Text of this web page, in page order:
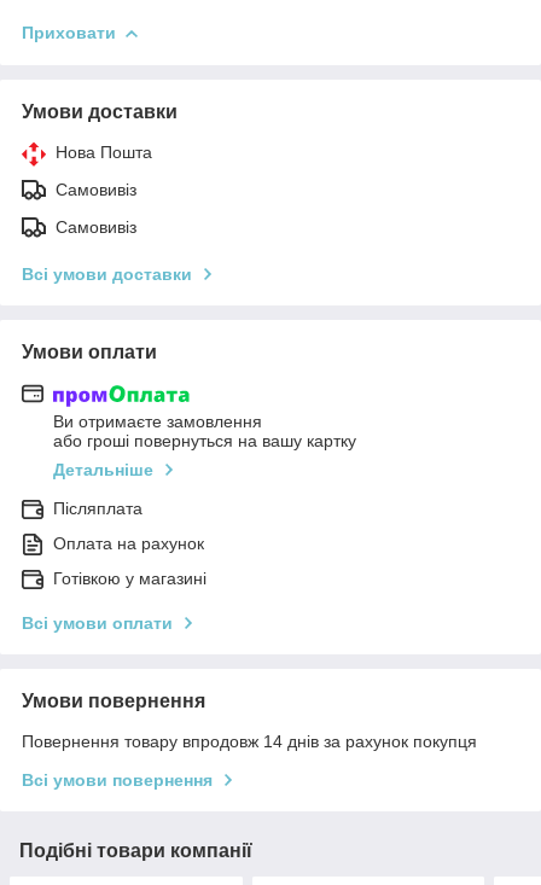
Приховати
Умови доставки
Нова Пошта
Самовивіз
Самовивіз
Всі умови доставки
Умови оплати
Ви отримаєте замовлення
або гроші повернуться на вашу картку
Детальніше
Післяплата
Оплата на рахунок
Готівкою у магазині
Всі умови оплати
Умови повернення
Повернення товару впродовж 14 днів за рахунок покупця
Всі умови повернення
Подібні товари компанії